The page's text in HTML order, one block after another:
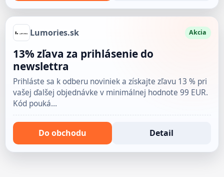
Lumories.sk Akcia
13% zľava za prihlásenie do
newslettra
Prihláste sa k odberu noviniek a získajte zľavu 13 % pri
vašej ďalšej objednávke v minimálnej hodnote 99 EUR.
Kód pouká…
Do obchodu Detail